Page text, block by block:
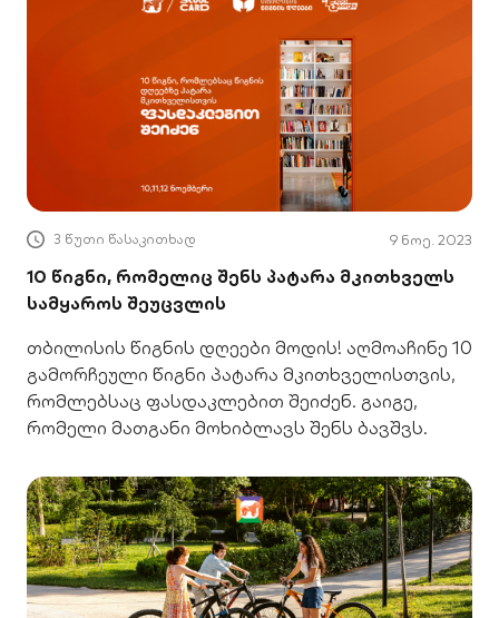
3 წუთი წასაკითხად 9 ნოე. 2023
10 წიგნი, რომელიც შენს პატარა მკითხველს
სამყაროს შეუცვლის
თბილისის წიგნის დღეები მოდის! აღმოაჩინე 10
გამორჩეული წიგნი პატარა მკითხველისთვის,
რომლებსაც ფასდაკლებით შეიძენ. გაიგე,
რომელი მათგანი მოხიბლავს შენს ბავშვს.